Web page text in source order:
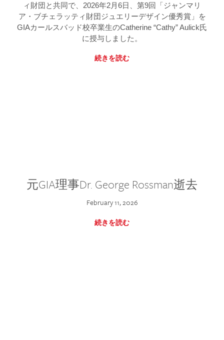
ィ財団と共同で、2026年2月6日、第9回「ジャンマリ
ア・ブチェラッティ財団ジュエリーデザイン優秀賞」を
GIAカールスバッド校卒業生のCatherine “Cathy” Aulick氏
に授与しました。
続きを読む
元GIA理事Dr. George Rossman逝去
February 11, 2026
続きを読む